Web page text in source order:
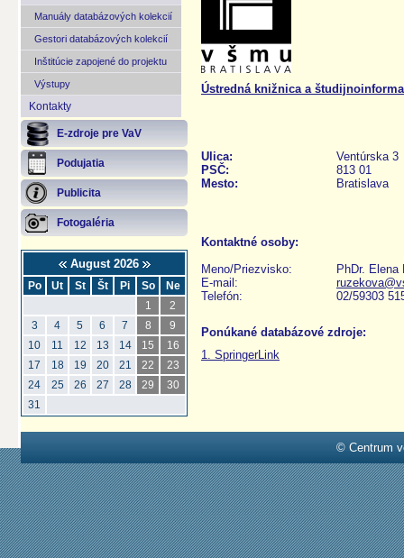
Manuály databázových kolekcií
Gestori databázových kolekcií
Inštitúcie zapojené do projektu
Výstupy
Kontakty
E-zdroje pre VaV
Podujatia
Publicita
Fotogaléria
August 2026
Po Ut St Št Pi So
Ne
1
2
3
4 5 6 7 8
9
10
11 12 13 14 15
16
17
18 19 20 21 22
23
24
25 26 27 28 29
30
31
Ústredná knižnica a
Ulica:
Ventúrska 3
PSČ:
813 01
Mesto:
Bratislava
Kontaktné osoby:
Meno/Priezvisko:
PhDr. Elena
E-mail:
Telefón:
02/59303
Ponúkané databázové zdroje:
1. SpringerLink
© Centrum